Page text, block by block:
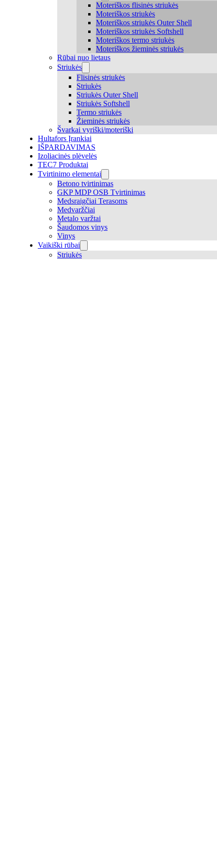
Moteriškos flisinės striukės
Moteriškos striukės
Moteriškos striukės Outer Shell
Moteriškos striukės Softshell
Moteriškos termo striukės
Moteriškos žieminės striukės
Rūbai nuo lietaus
Striukės
Flisinės striukės
Striukės
Striukės Outer Shell
Striukės Softshell
Termo striukės
Žieminės striukės
Švarkai vyriški/moteriški
Hultafors Įrankiai
IŠPARDAVIMAS
Izoliacinės plėvelės
TEC7 Produktai
Tvirtinimo elementai
Betono tvirtinimas
GKP MDP OSB Tvirtinimas
Medsraigčiai Terasoms
Medvaržčiai
Metalo varžtai
Šaudomos vinys
Vinys
Vaikiški rūbai
Striukės